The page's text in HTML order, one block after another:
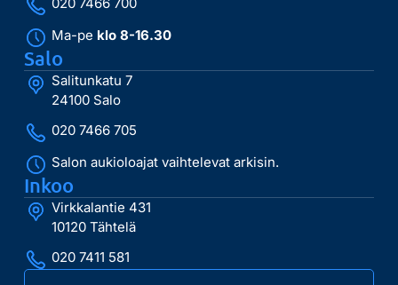
Ma-pe klo 8-16.30
Salo
Salitunkatu 7
24100 Salo
020 7466 705
Salon aukioloajat vaihtelevat arkisin.
Inkoo
Virkkalantie 431
10120 Tähtelä
020 7411 581